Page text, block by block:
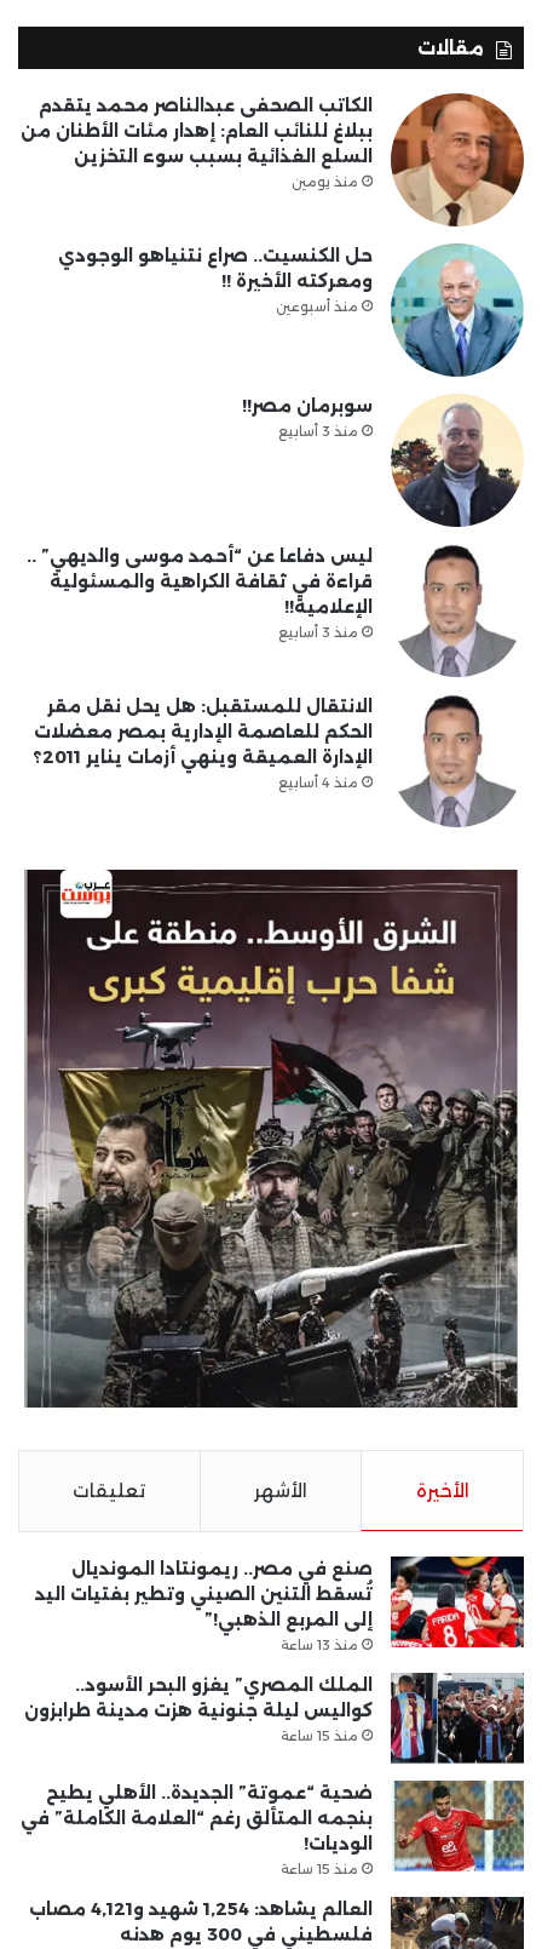
مقالات
الكاتب الصحفى عبدالناصر محمد يتقدم
ببلاغ للنائب العام: إهدار مئات الأطنان من
السلع الغذائية بسبب سوء التخزين
منذ يومين
حل الكنسيت.. صراع نتنياهو الوجودي
ومعركته الأخيرة !!
منذ أسبوعين
سوبرمان مصر!!
منذ 3 أسابيع
ليس دفاعا عن “أحمد موسى والديهي” ..
قراءة في ثقافة الكراهية والمسئولية
الإعلامية!!
منذ 3 أسابيع
الانتقال للمستقبل: هل يحل نقل مقر
الحكم للعاصمة الإدارية بمصر معضلات
الإدارة العميقة وينهي أزمات يناير 2011؟
منذ 4 أسابيع
الأخيرة الأشهر تعليقات
صنع في مصر.. ريمونتادا المونديال
تُسقط التنين الصيني وتطير بفتيات اليد
إلى المربع الذهبي!”
منذ 13 ساعة
الملك المصري” يغزو البحر الأسود..
كواليس ليلة جنونية هزت مدينة طرابزون
منذ 15 ساعة
ضحية “عموتة” الجديدة.. الأهلي يطيح
بنجمه المتألق رغم “العلامة الكاملة” في
الوديات!
منذ 15 ساعة
العالم يشاهد: 1,254 شهيد و4,121 مصاب
فلسطيني في 300 يوم هدنه